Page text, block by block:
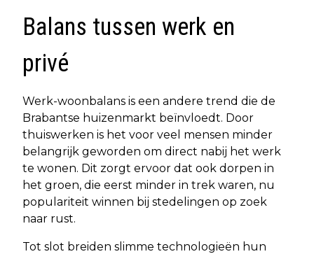
Balans tussen werk en
privé
Werk-woonbalans is een andere trend die de
Brabantse huizenmarkt beïnvloedt. Door
thuiswerken is het voor veel mensen minder
belangrijk geworden om direct nabij het werk
te wonen. Dit zorgt ervoor dat ook dorpen in
het groen, die eerst minder in trek waren, nu
populariteit winnen bij stedelingen op zoek
naar rust.
Tot slot breiden slimme technologieën hun